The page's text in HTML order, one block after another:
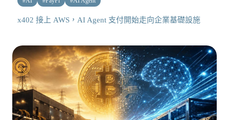
x402 接上 AWS，AI Agent 支付開始走向企業基礎設施